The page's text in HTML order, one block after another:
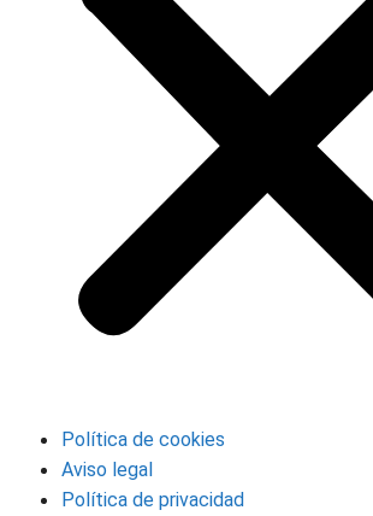
Política de cookies
Aviso legal
Política de privacidad